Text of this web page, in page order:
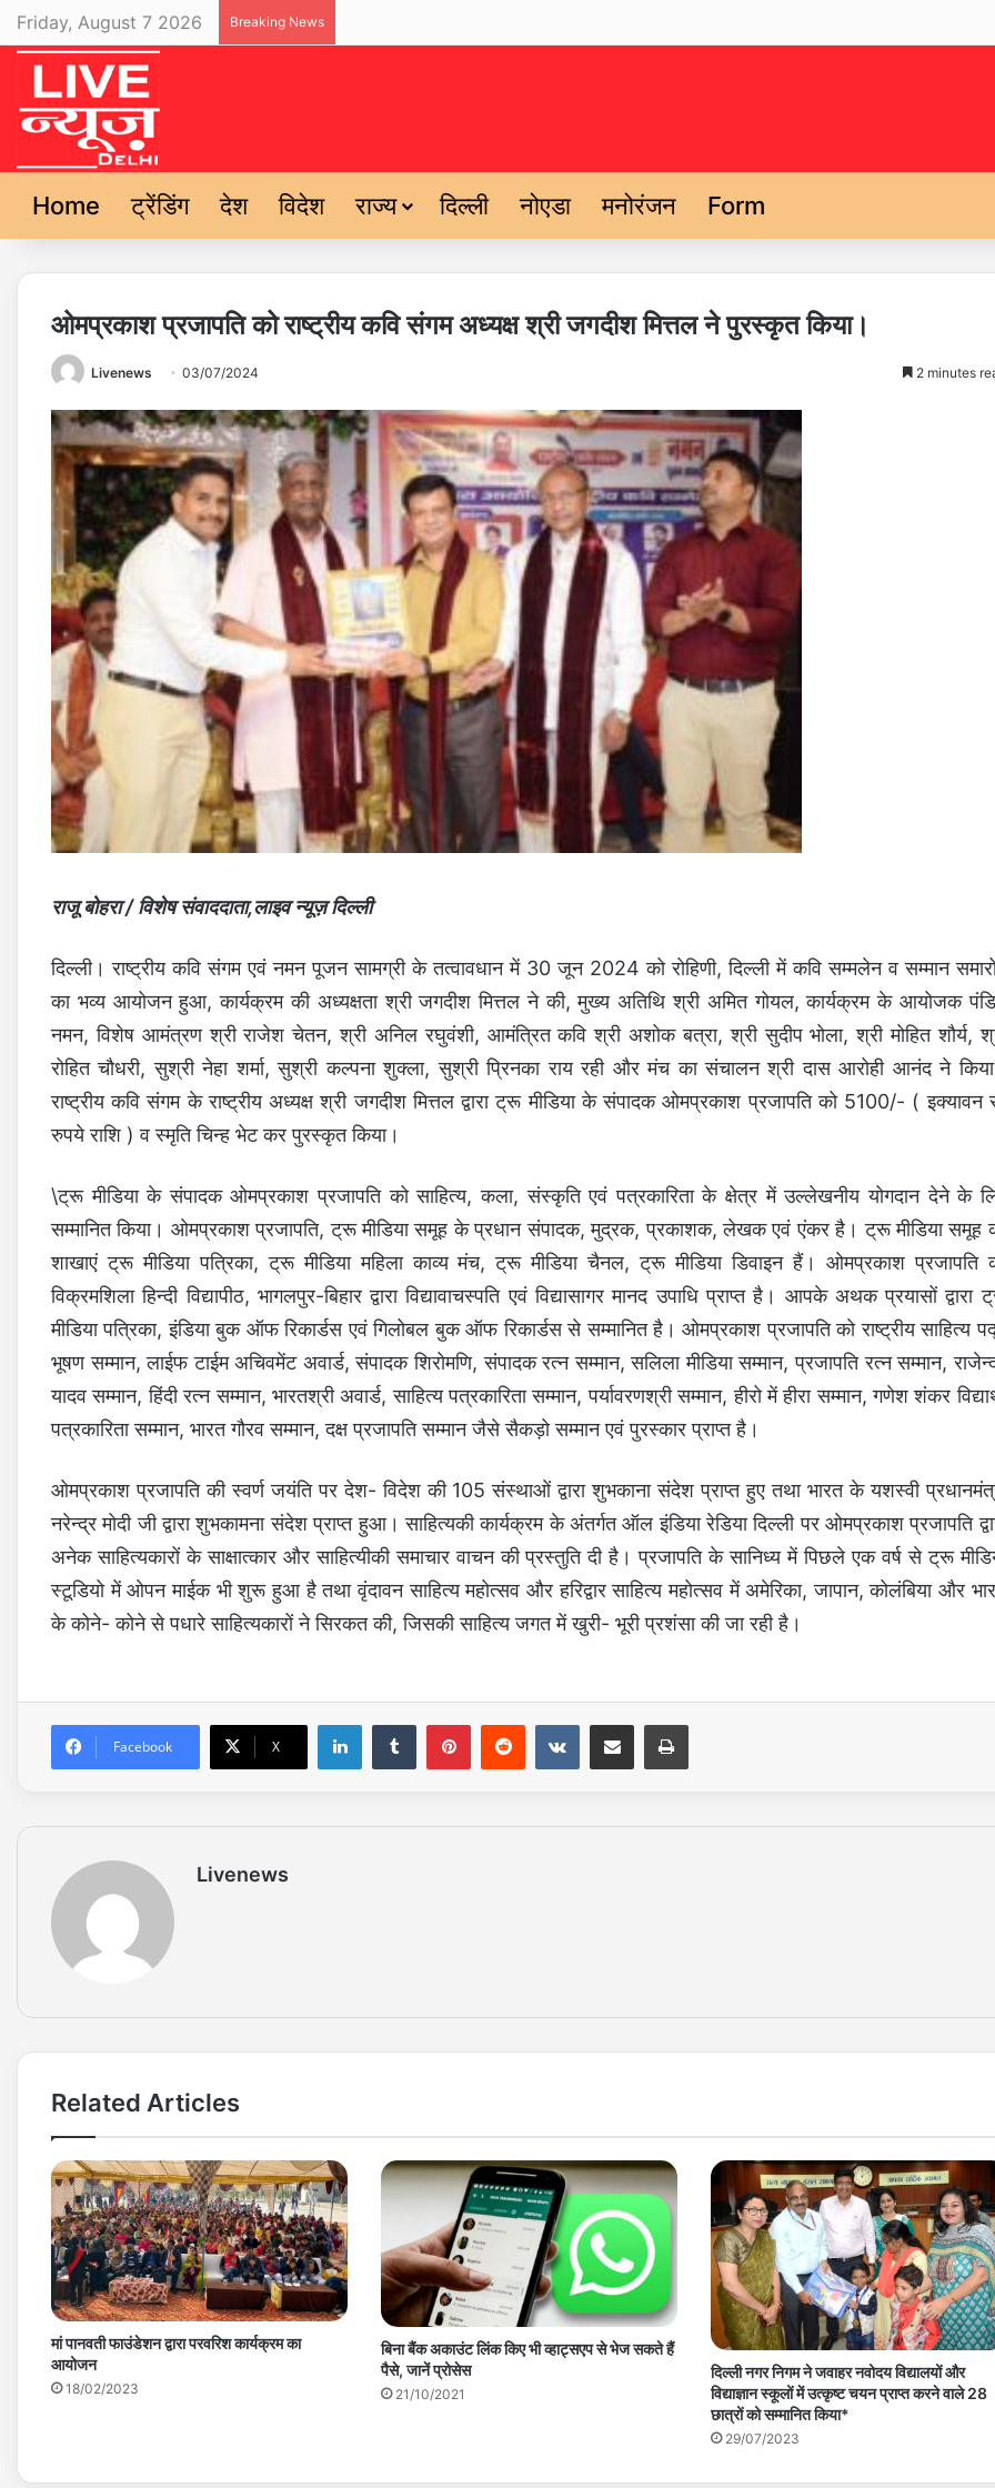
Friday, August 7 2026 Breaking News
Home ट्रेंडिंग देश विदेश राज्य दिल्ली नोएडा मनोरंजन Form
ओमप्रकाश प्रजापति को राष्ट्रीय कवि संगम अध्यक्ष श्री जगदीश मित्तल ने पुरस्कृत किया।
Livenews 03/07/2024 2 minutes
राजू बोहरा / विशेष संवाददाता,लाइव न्यूज़ दिल्ली
दिल्ली। राष्ट्रीय कवि संगम एवं नमन पूजन सामग्री के तत्वावधान में 30 जून 2024 को रोहिणी, दिल्ली में कवि सम्मलेन व सम्मान
का भव्य आयोजन हुआ, कार्यक्रम की अध्यक्षता श्री जगदीश मित्तल ने की, मुख्य अतिथि श्री अमित गोयल, कार्यक्रम के आयोजक
नमन, विशेष आमंत्रण श्री राजेश चेतन, श्री अनिल रघुवंशी, आमंत्रित कवि श्री अशोक बत्रा, श्री सुदीप भोला, श्री मोहित शौर्य,
रोहित चौधरी, सुश्री नेहा शर्मा, सुश्री कल्पना शुक्ला, सुश्री प्रिनका राय रही और मंच का संचालन श्री दास आरोही आनंद ने
राष्ट्रीय कवि संगम के राष्ट्रीय अध्यक्ष श्री जगदीश मित्तल द्वारा ट्रू मीडिया के संपादक ओमप्रकाश प्रजापति को 5100/- ( इक्यावन
रुपये राशि ) व स्मृति चिन्ह भेट कर पुरस्कृत किया।
\ट्रू मीडिया के संपादक ओमप्रकाश प्रजापति को साहित्य, कला, संस्कृति एवं पत्रकारिता के क्षेत्र में उल्लेखनीय योगदान देने के
सम्मानित किया। ओमप्रकाश प्रजापति, ट्रू मीडिया समूह के प्रधान संपादक, मुद्रक, प्रकाशक, लेखक एवं एंकर है। ट्रू मीडिया समूह
शाखाएं ट्रू मीडिया पत्रिका, ट्रू मीडिया महिला काव्य मंच, ट्रू मीडिया चैनल, ट्रू मीडिया डिवाइन हैं। ओमप्रकाश प्रजापति
विक्रमशिला हिन्दी विद्यापीठ, भागलपुर-बिहार द्वारा विद्यावाचस्पति एवं विद्यासागर मानद उपाधि प्राप्त है। आपके अथक प्रयासों द्वारा
मीडिया पत्रिका, इंडिया बुक ऑफ रिकार्डस एवं गिलोबल बुक ऑफ रिकार्डस से सम्मानित है। ओमप्रकाश प्रजापति को राष्ट्रीय साहित्य
भूषण सम्मान, लाईफ टाईम अचिवमेंट अवार्ड, संपादक शिरोमणि, संपादक रत्न सम्मान, सलिला मीडिया सम्मान, प्रजापति रत्न सम्मान,
यादव सम्मान, हिंदी रत्न सम्मान, भारतश्री अवार्ड, साहित्य पत्रकारिता सम्मान, पर्यावरणश्री सम्मान, हीरो में हीरा सम्मान, गणेश शंकर
पत्रकारिता सम्मान, भारत गौरव सम्मान, दक्ष प्रजापति सम्मान जैसे सैकड़ो सम्मान एवं पुरस्कार प्राप्त है।
ओमप्रकाश प्रजापति की स्वर्ण जयंति पर देश- विदेश की 105 संस्थाओं द्वारा शुभकाना संदेश प्राप्त हुए तथा भारत के यशस्वी
नरेन्द्र मोदी जी द्वारा शुभकामना संदेश प्राप्त हुआ। साहित्यकी कार्यक्रम के अंतर्गत ऑल इंडिया रेडिया दिल्ली पर ओमप्रकाश प्रजापति
अनेक साहित्यकारों के साक्षात्कार और साहित्यीकी समाचार वाचन की प्रस्तुति दी है। प्रजापति के सानिध्य में पिछले एक वर्ष से ट्रू
स्टूडियो में ओपन माईक भी शुरू हुआ है तथा वृंदावन साहित्य महोत्सव और हरिद्वार साहित्य महोत्सव में अमेरिका, जापान, कोलंबिया और
के कोने- कोने से पधारे साहित्यकारों ने सिरकत की, जिसकी साहित्य जगत में खुरी- भूरी प्रशंसा की जा रही है।
Facebook X
Livenews
Related Articles
मां पानवती फाउंडेशन द्वारा परवरिश कार्यक्रम का
आयोजन
18/02/2023
बिना बैंक अकाउंट लिंक किए भी व्हाट्सएप से भेज सकते हैं
पैसे, जानें प्रोसेस
21/10/2021
दिल्ली नगर निगम ने जवाहर नवोदय विद्यालयों और
विद्याज्ञान स्कूलों में उत्कृष्ट चयन प्राप्त करने वाले 28
छात्रों को सम्मानित किया*
29/07/2023